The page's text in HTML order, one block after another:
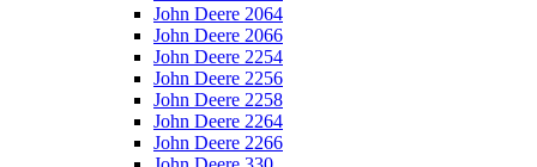
John Deere 2064
John Deere 2066
John Deere 2254
John Deere 2256
John Deere 2258
John Deere 2264
John Deere 2266